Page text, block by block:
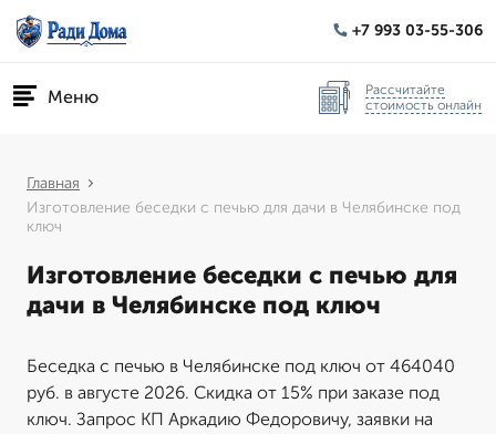
+7 993 03-55-306
Меню
Рассчитайте
стоимость онлайн
Главная
Изготовление беседки с печью для дачи в Челябинске под
ключ
Изготовление беседки с печью для
дачи в Челябинске под ключ
Беседка с печью в Челябинске под ключ от 464040
руб. в августе 2026. Скидка от 15% при заказе под
ключ. Запрос КП Аркадию Федоровичу, заявки на